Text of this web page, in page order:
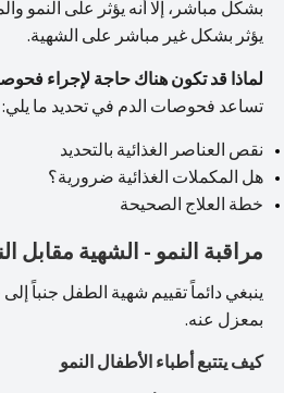
بشكل مباشر، إلا أنه يؤثر على النمو
يؤثر بشكل غير مباشر على الشهية.
لماذا قد تكون هناك حاجة لإجراء
تساعد فحوصات الدم في تحديد ما يلي:
نقص العناصر الغذائية بالتحديد
هل المكملات الغذائية ضرورية؟
خطة العلاج الصحيحة
مراقبة النمو - الشهية مقابل
ينبغي دائماً تقييم شهية الطفل جنباً
بمعزل عنه.
كيف يتتبع أطباء الأطفال النمو